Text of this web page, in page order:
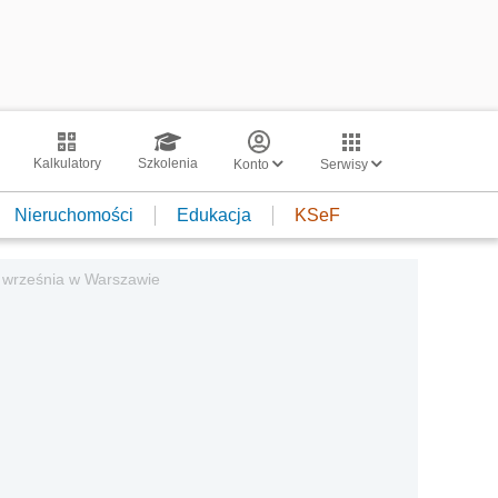
Kalkulatory Szkolenia Konto Serwisy
Nieruchomości Edukacja KSeF
w Warszawie